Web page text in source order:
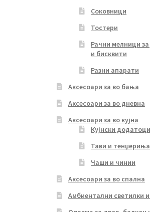
Соковници
Тостери
Рачни мелници
и бисквити
Разни апарати
Аксесоари за во бања
Аксесоари за во дневна
Аксесоари за во кујна
Кујнски додатоци
Тави и тенџериња
Чаши и чинии
Аксесоари за во спална
Амбиентални светилки